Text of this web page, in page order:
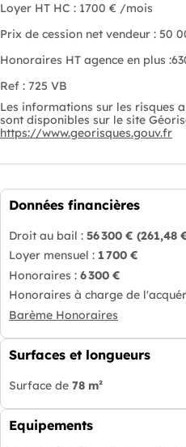
Loyer HT HC : 1700 € /mois
Prix de cession net vendeur : 50
Honoraires HT agence en plus
Ref : 725 VB
Les informations sur les risques
sont disponibles sur le site
https://www.georisques.gouv.fr
Données financières
Droit au bail : 56 300 € (261,48
Loyer mensuel : 1 700 €
Honoraires : 6 300 €
Honoraires à charge de
Barème Honoraires
Surfaces et longueurs
Surface de 78 m²
Equipements